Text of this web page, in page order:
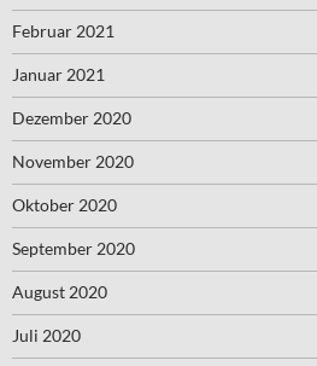
Februar 2021
Januar 2021
Dezember 2020
November 2020
Oktober 2020
September 2020
August 2020
Juli 2020